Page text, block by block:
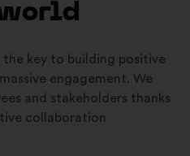
key to building positive
engagement. We
and stakeholders thanks
collaboration